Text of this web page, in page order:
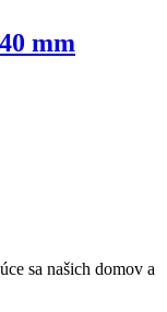
mm
sa našich domov a